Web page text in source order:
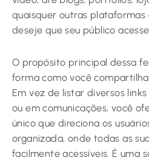
quaisquer outras plataformas
deseje que seu público acesse.
O propósito principal dessa
forma como você compartilha
Em vez de listar diversos
ou em comunicações, você
único que direciona os
organizada, onde todas as
facilmente acessíveis. É uma